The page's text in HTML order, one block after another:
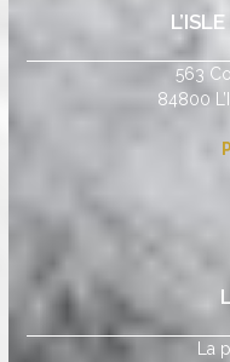
563
84800
La